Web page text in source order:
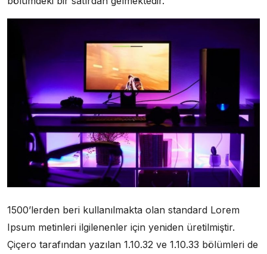
1500’lerden beri kullanılmakta olan standard Lorem
Ipsum metinleri ilgilenenler için yeniden üretilmiştir.
Çiçero tarafından yazılan 1.10.32 ve 1.10.33 bölümleri de